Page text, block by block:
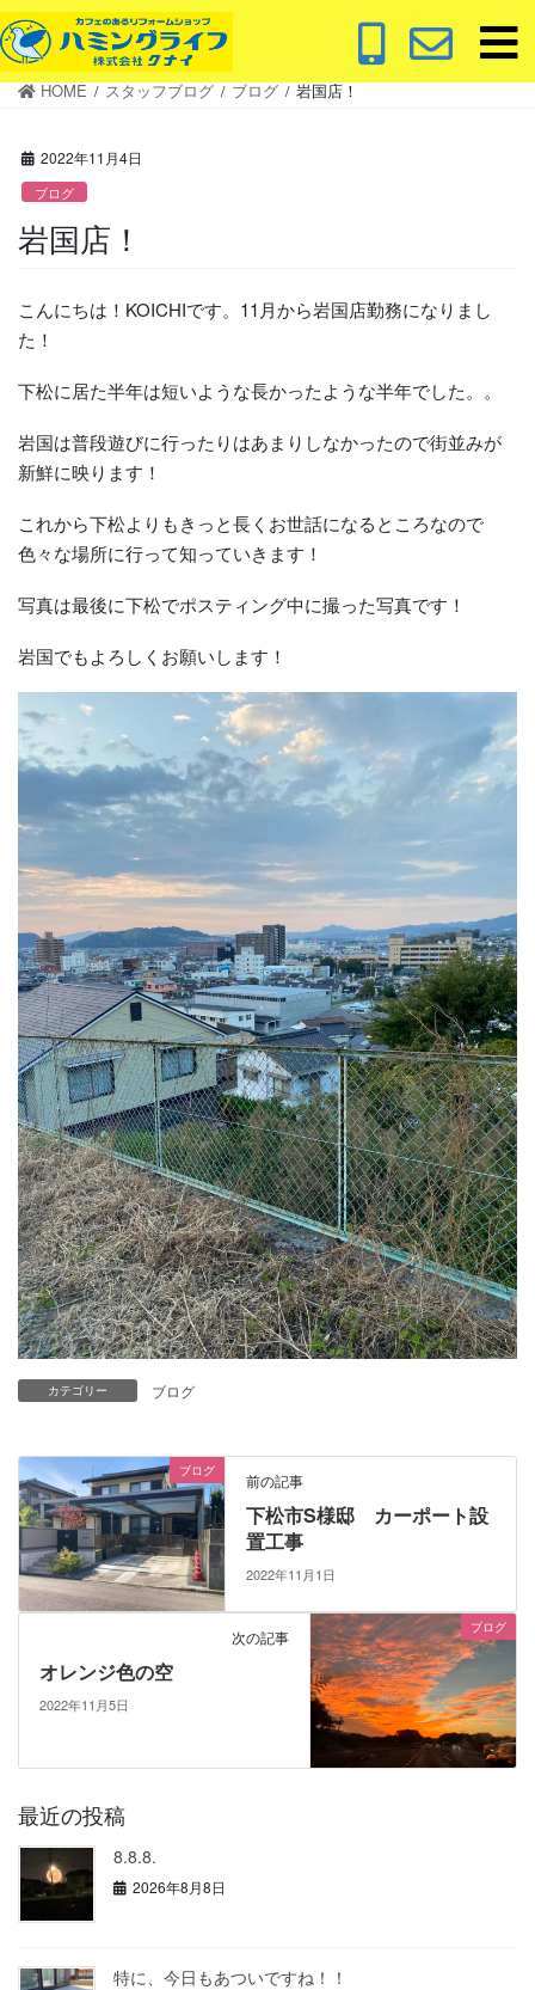
コ
ン
テ
ナ
ビ
ゲ
HOME スタッフブログ ブログ 岩国店！
2022年11月4日
ブログ
岩国店！
こんにちは！KOICHIです。11月から岩国店勤務になりまし
た！
下松に居た半年は短いような長かったような半年でした。。
岩国は普段遊びに行ったりはあまりしなかったので街並みが
新鮮に映ります！
これから下松よりもきっと長くお世話になるところなので
色々な場所に行って知っていきます！
写真は最後に下松でポスティング中に撮った写真です！
岩国でもよろしくお願いします！
カテゴリー ブログ
ブログ 前の記事
下松市S様邸 カーポート設
置工事
2022年11月1日
ブログ
次の記事
オレンジ色の空
2022年11月5日
最近の投稿
8.8.8.
2026年8月8日
特に、今日もあついですね！！